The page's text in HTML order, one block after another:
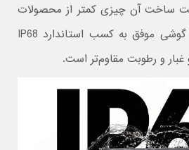
ساخت آن چیزی کمتر از محصولات
پریمیوم بازار ندارد.‌ این گوشی موفق به کسب استاندارد IP68
غبار و رطوبت مقاوم‌تر است.